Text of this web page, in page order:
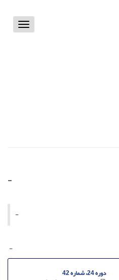
Toggle
-
-
-
دوره 24، شماره 42